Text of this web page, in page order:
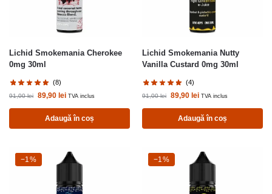
Lichid Smokemania Cherokee
0mg 30ml
(8)
91,00lei 89,90 lei TVA inclus
Adaugă în coș
Lichid Smokemania Nutty
Vanilla Custard 0mg 30ml
(4)
91,00lei 89,90 lei TVA inclus
Adaugă în coș
-1%
−1% -1%
−1%